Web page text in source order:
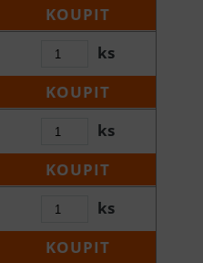
KOUPIT
ks
KOUPIT
ks
KOUPIT
ks
KOUPIT